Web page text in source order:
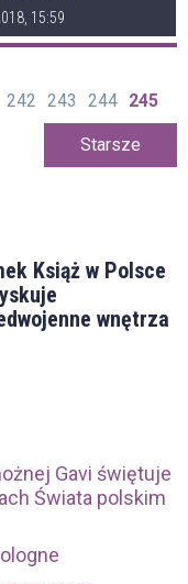
15:59
242 243 244 245
Starsze
Książ w Polsce
wnętrza
Gavi świętuje
Świata polskim